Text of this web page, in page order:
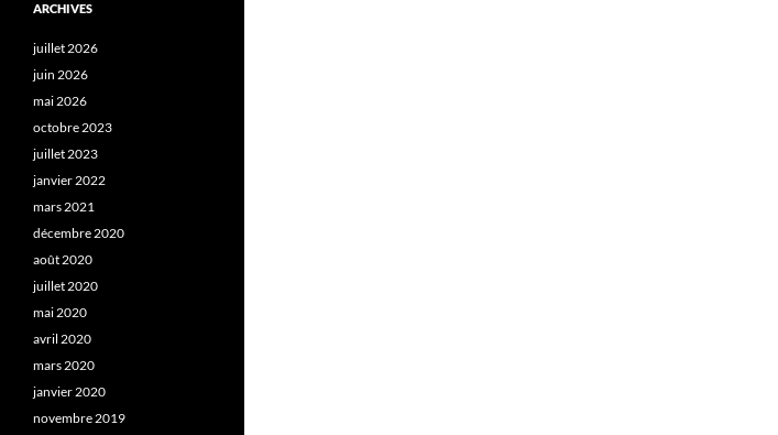
ARCHIVES
juillet 2026
juin 2026
mai 2026
octobre 2023
juillet 2023
janvier 2022
mars 2021
décembre 2020
août 2020
juillet 2020
mai 2020
avril 2020
mars 2020
janvier 2020
novembre 2019